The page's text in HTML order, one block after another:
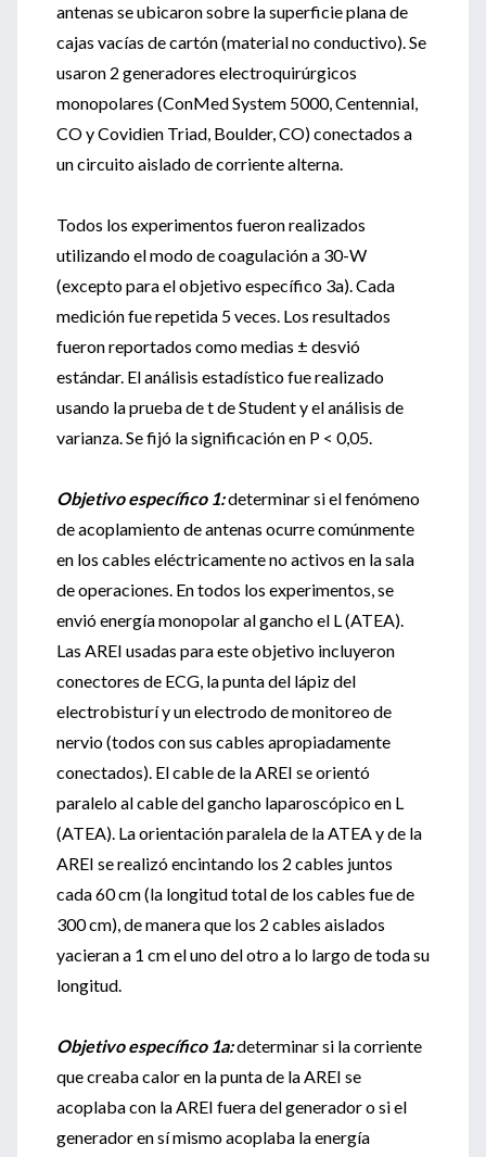
antenas se ubicaron sobre la superficie plana de
cajas vacías de cartón (material no conductivo). Se
usaron 2 generadores electroquirúrgicos
monopolares (ConMed System 5000, Centennial,
CO y Covidien Triad, Boulder, CO) conectados a
un circuito aislado de corriente alterna.
Todos los experimentos fueron realizados
utilizando el modo de coagulación a 30-W
(excepto para el objetivo específico 3a). Cada
medición fue repetida 5 veces. Los resultados
fueron reportados como medias ± desvió
estándar. El análisis estadístico fue realizado
usando la prueba de t de Student y el análisis de
varianza. Se fijó la significación en P < 0,05.
Objetivo específico 1:determinar si el fenómeno
de acoplamiento de antenas ocurre comúnmente
en los cables eléctricamente no activos en la sala
de operaciones. En todos los experimentos, se
envió energía monopolar al gancho el L (ATEA).
Las AREI usadas para este objetivo incluyeron
conectores de ECG, la punta del lápiz del
electrobisturí y un electrodo de monitoreo de
nervio (todos con sus cables apropiadamente
conectados). El cable de la AREI se orientó
paralelo al cable del gancho laparoscópico en L
(ATEA). La orientación paralela de la ATEA y de la
AREI se realizó encintando los 2 cables juntos
cada 60 cm (la longitud total de los cables fue de
300 cm), de manera que los 2 cables aislados
yacieran a 1 cm el uno del otro a lo largo de toda su
longitud.
Objetivo específico 1a:determinar si la corriente
que creaba calor en la punta de la AREI se
acoplaba con la AREI fuera del generador o si el
generador en sí mismo acoplaba la energía